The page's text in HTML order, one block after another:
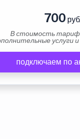
700
В стоимость
услуги
подключаем по